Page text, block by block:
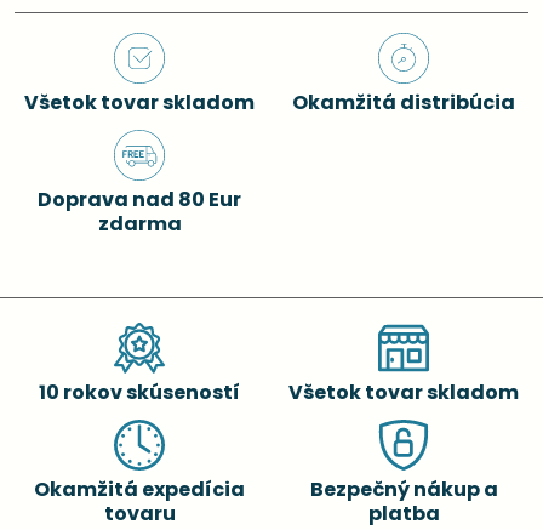
Všetok tovar skladom Okamžitá distribúcia
Doprava nad 80 Eur
zdarma
10 rokov skúseností Všetok tovar skladom
Okamžitá expedícia
tovaru
Bezpečný nákup a
platba